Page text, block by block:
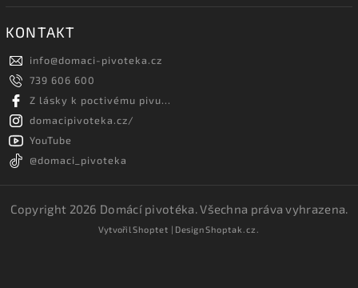
KONTAKT
info@domaci-pivoteka.cz
739 606 600
Z lásky k poctivému pivu...
domacipivoteka.cz/
YouTube
@domaci_pivoteka
Copyright 2026 Domácí pivotéka. Všechna práva vyhrazena.
VytvořilShoptet | DesignShoptak.cz.